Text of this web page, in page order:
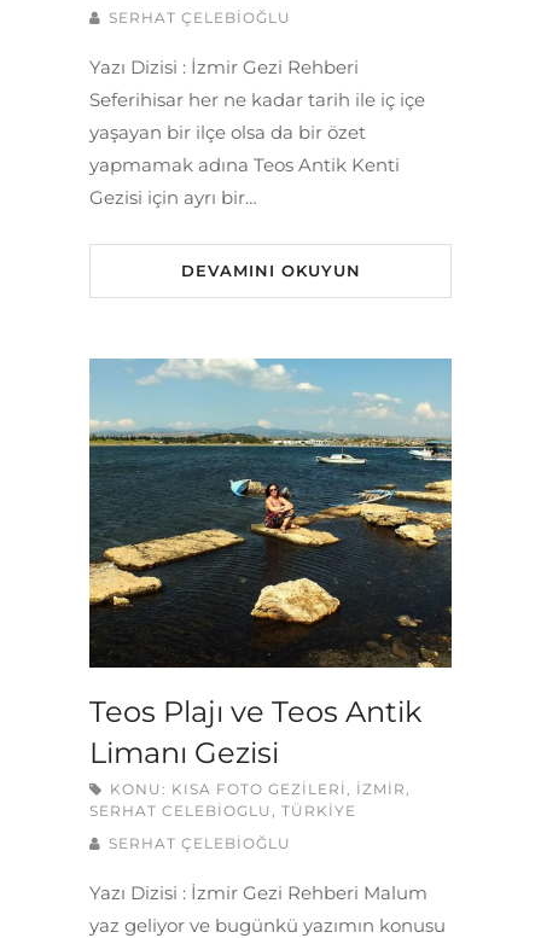
SERHAT ÇELEBİOĞLU
Yazı Dizisi : İzmir Gezi Rehberi
Seferihisar her ne kadar tarih ile iç içe
yaşayan bir ilçe olsa da bir özet
yapmamak adına Teos Antik Kenti
Gezisi için ayrı bir…
DEVAMINI OKUYUN
Teos Plajı ve Teos Antik
Limanı Gezisi
KONU: KISA FOTO GEZILERI İZMIR
SERHAT CELEBIOGLU
TÜRKIYE
SERHAT ÇELEBİOĞLU
Yazı Dizisi : İzmir Gezi Rehberi Malum
yaz geliyor ve bugünkü yazımın konusu